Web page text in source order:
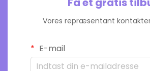
Vores repræsentant
E-mail